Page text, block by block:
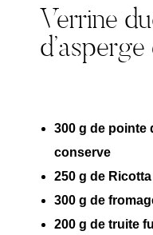
Verrine
300 g de pointe
conserve
250 g de Ricotta
300 g de
200 g de truite